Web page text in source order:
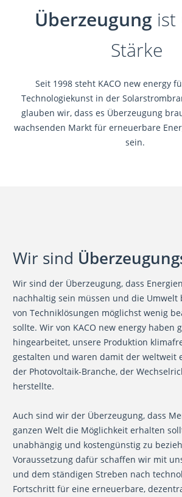
Überzeugung ist
Stärke
Seit 1998 steht KACO new energy
Technologiekunst in der
glauben wir, dass es Überzeugung
wachsenden Markt für erneuerbare
sein.
Wir sind
Wir sind der Überzeugung, dass
nachhaltig sein müssen und die Umwelt
von Techniklösungen möglichst wenig
sollte. Wir von KACO new energy haben
hingearbeitet, unsere Produktion
gestalten und waren damit der weltweit
der Photovoltaik-Branche, der
herstellte.
Auch sind wir der Überzeugung, dass
ganzen Welt die Möglichkeit erhalten
unabhängig und kostengünstig zu
Voraussetzung dafür schaffen wir mit
und dem ständigen Streben nach
Fortschritt für eine erneuerbare,